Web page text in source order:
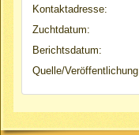
Kontaktadresse:
Zuchtdatum:
Berichtsdatum:
Quelle/Veröffentlichung